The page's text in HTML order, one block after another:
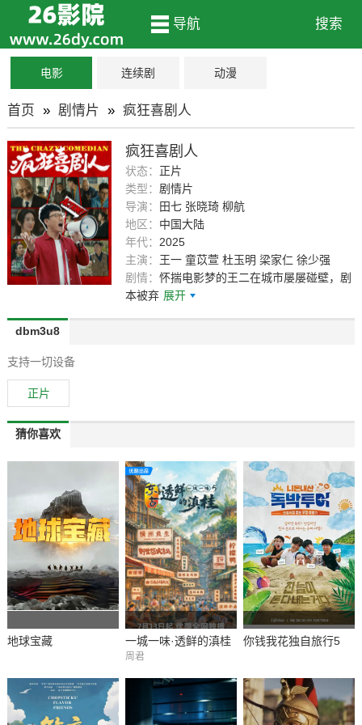
导航 搜索
电影 连续剧 动漫
首页 » 剧情片 » 疯狂喜剧人
疯狂喜剧人
状态： 正片
类型： 剧情片
导演：
田七 张晓琦 柳航
地区： 中国大陆
年代： 2025
主演： 王一 童苡萱 杜玉明 梁家仁 徐少强
剧情：怀揣电影梦的王二在城市屡屡碰壁，剧
本被弃 展开
dbm3u8
支持一切设备
正片
猜你喜欢
地球宝藏 一城一味·透鲜的滇桂
周君
你钱我花独自旅行5